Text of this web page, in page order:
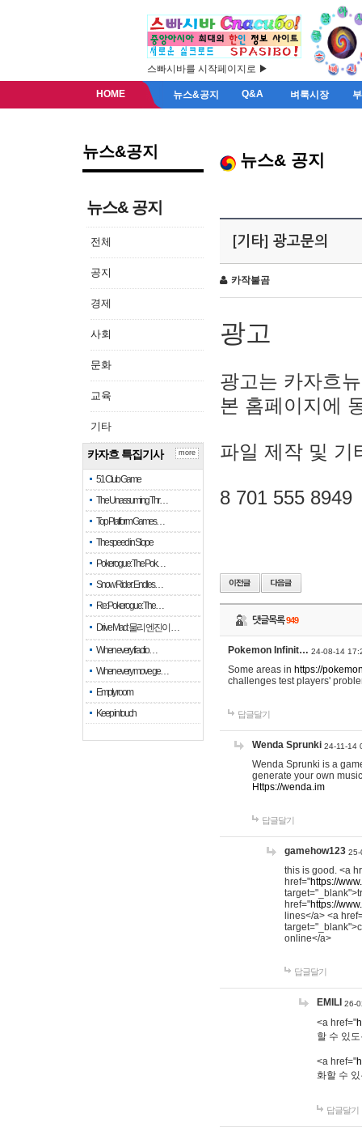
스빠시바를 시작페이지로 ▶
HOME 뉴스&공지 Q&A 벼룩시장
뉴스&공지
뉴스& 공지
전체
공지
경제
사회
문화
교육
기타
카자흐 특집기사
51 Club Game
The Unassuming Thr…
Top Platform Games…
The speed in Slope
Pokerogue: The Pok…
Snow Rider: Endles…
Re: Pokerogue: The…
Drive Mad: 물리 엔진이 …
When every fractio…
When every move ge…
Empty room
Keep in touch
more
뉴스& 공지
[기타] 광고문의
카작불곰
광고
광고는 카자흐
본 홈페이지에
파일 제작 및 기
8 701 555 8949
댓글목록949
Pokemon Infinit… 24-08-14
Some areas in https://
challenges test players'
답글달기
Wenda Sprunki 24-11-14
Wenda Sprunki is a
generate your own
Https://wenda.im
답글달기
gamehow123 25-
this is good. <a
href="https://
href="https://
lines</a> <a
online</a>
답글달기
EMILI 26-
<a href="
할 수 있
<a href="
화할 수
답글달기